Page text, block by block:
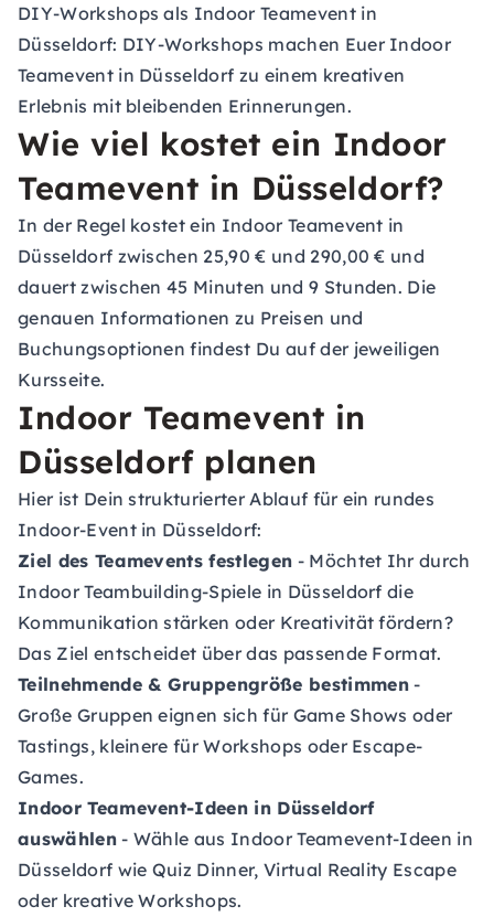
DIY-Workshops als Indoor Teamevent in
Düsseldorf: DIY-Workshops machen Euer Indoor
Teamevent in Düsseldorf zu einem kreativen
Erlebnis mit bleibenden Erinnerungen.
Wie viel kostet ein Indoor
Teamevent in Düsseldorf?
In der Regel kostet ein Indoor Teamevent in
Düsseldorf zwischen 25,90 € und 290,00 € und
dauert zwischen 45 Minuten und 9 Stunden. Die
genauen Informationen zu Preisen und
Buchungsoptionen findest Du auf der jeweiligen
Kursseite.
Indoor Teamevent in
Düsseldorf planen
Hier ist Dein strukturierter Ablauf für ein rundes
Indoor-Event in Düsseldorf:
Ziel des Teamevents festlegen - Möchtet Ihr durch
Indoor Teambuilding-Spiele in Düsseldorf die
Kommunikation stärken oder Kreativität fördern?
Das Ziel entscheidet über das passende Format.
Teilnehmende & Gruppengröße bestimmen-
Große Gruppen eignen sich für Game Shows oder
Tastings, kleinere für Workshops oder Escape-
Games.
Indoor Teamevent-Ideen in Düsseldorf
auswählen- Wähle aus Indoor Teamevent-Ideen in
Düsseldorf wie Quiz Dinner, Virtual Reality Escape
oder kreative Workshops.